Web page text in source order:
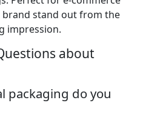
stand out from the
impression.
about
packaging do you